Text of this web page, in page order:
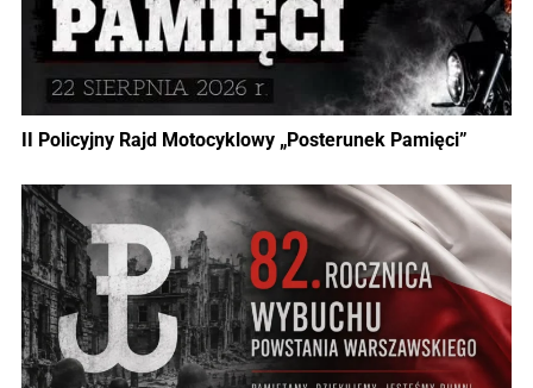
II Policyjny Rajd Motocyklowy „Posterunek Pamięci”